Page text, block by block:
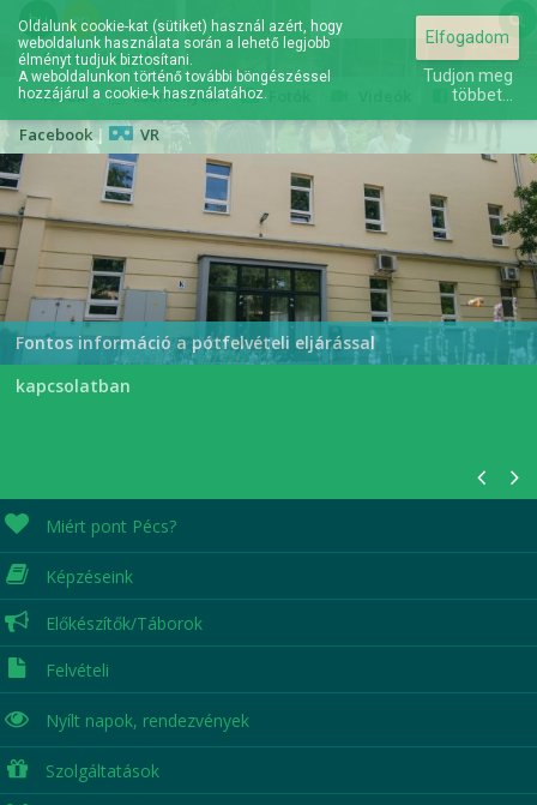
hu
en
Elérhetőségek
Hírek| Események| Fotók
Facebook| VR
A jövőd itt kezdődik...
Fontos információ a pótfelvételi eljárással
kapcsolatban
Miért pont Pécs?
Képzéseink
Előkészítők/Táborok
Felvételi
Nyílt napok, rendezvények
Szolgáltatások
Oldalunk cookie-kat (sütiket) használ azért, hogy
weboldalunk használata során a lehető legjobb
élményt tudjuk biztosítani.
A weboldalunkon történő további böngészéssel
hozzájárul a cookie-k használatához.
Elfogadom
Tudjon meg
többet...